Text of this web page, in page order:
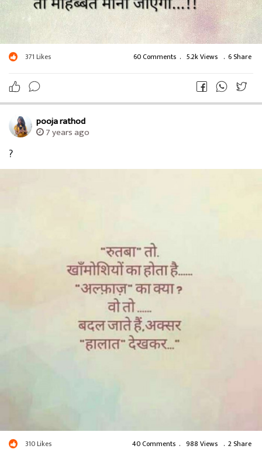
371 Likes 60 Comments . 5.2k Views . 6 Share
pooja rathod
7 years ago
?
310Likes 40 Comments . 988 Views . 2 Share